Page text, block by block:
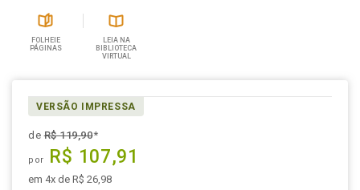
FOLHEIE
PÁGINAS
LEIA NA
BIBLIOTECA
VIRTUAL
VERSÃO IMPRESSA
deR$ 119,90*
por R$ 107,91
em 4x de R$ 26,98